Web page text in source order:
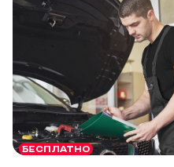
БЕСПЛАТНО